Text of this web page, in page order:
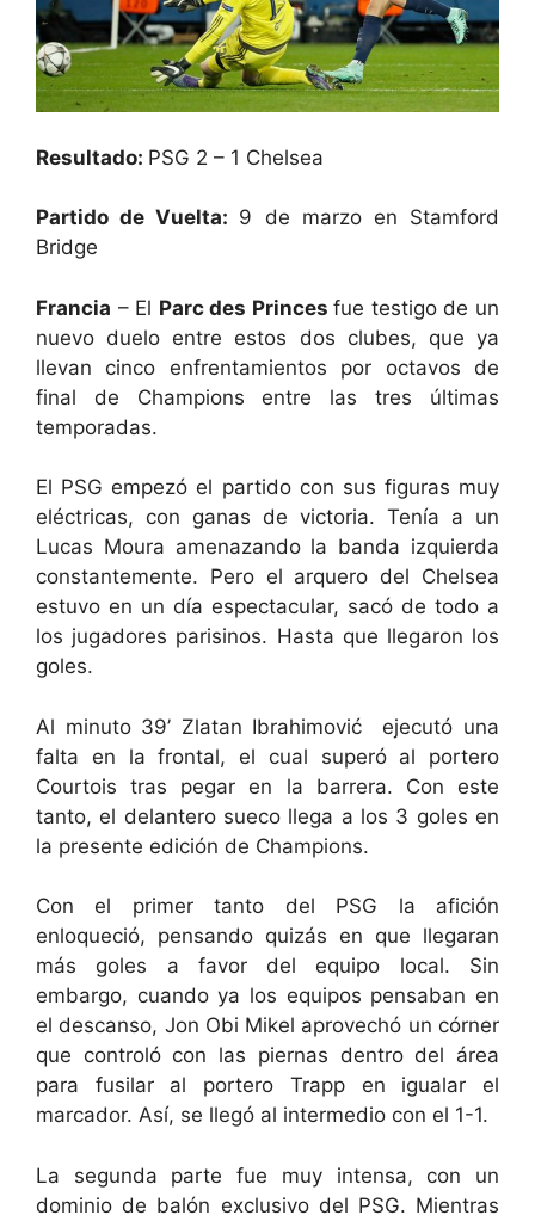
Resultado: PSG 2 – 1 Chelsea
Partido de Vuelta: 9 de marzo en Stamford
Bridge
Francia – El Parc des Princesfue testigo de un
nuevo duelo entre estos dos clubes, que ya
llevan cinco enfrentamientos por octavos de
final de Champions entre las tres últimas
temporadas.
El PSG empezó el partido con sus figuras muy
eléctricas, con ganas de victoria. Tenía a un
Lucas Moura amenazando la banda izquierda
constantemente. Pero el arquero del Chelsea
estuvo en un día espectacular, sacó de todo a
los jugadores parisinos. Hasta que llegaron los
goles.
Al minuto 39’ Zlatan Ibrahimović ejecutó una
falta en la frontal, el cual superó al portero
Courtois tras pegar en la barrera. Con este
tanto, el delantero sueco llega a los 3 goles en
la presente edición de Champions.
Con el primer tanto del PSG la afición
enloqueció, pensando quizás en que llegaran
más goles a favor del equipo local. Sin
embargo, cuando ya los equipos pensaban en
el descanso, Jon Obi Mikel aprovechó un córner
que controló con las piernas dentro del área
para fusilar al portero Trapp en igualar el
marcador. Así, se llegó al intermedio con el 1-1.
La segunda parte fue muy intensa, con un
dominio de balón exclusivo del PSG. Mientras